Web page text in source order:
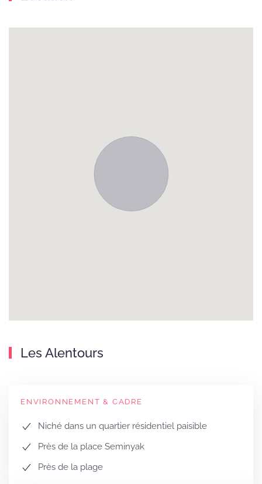
Les Alentours
ENVIRONNEMENT & CADRE
Niché dans un quartier résidentiel paisible
Près de la place Seminyak
Près de la plage